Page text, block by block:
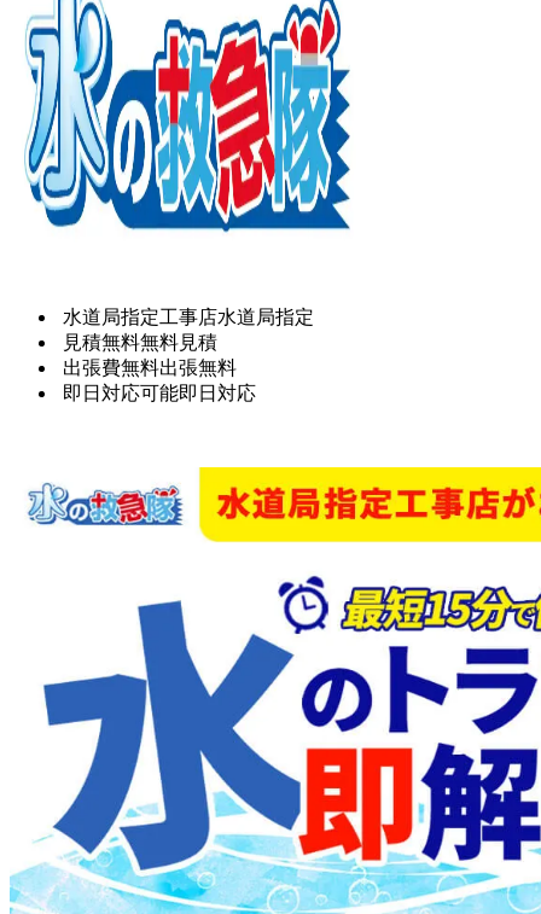
水道局指定工事店水道局指定
見積無料無料見積
出張費無料出張無料
即日対応可能即日対応